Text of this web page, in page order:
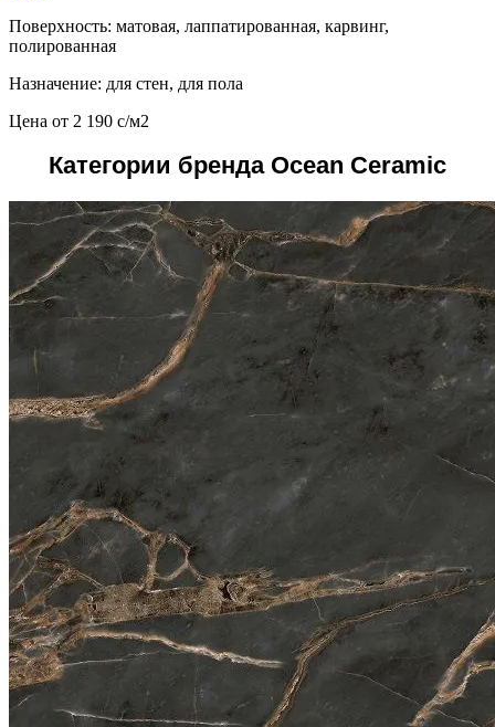
Поверхность: матовая, лаппатированная, карвинг,
полированная
Назначение: для стен, для пола
Цена от 2 190 c/м2
Категории бренда Ocean Ceramic